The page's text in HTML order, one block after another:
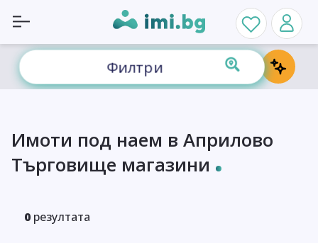
Филтри
Имоти под наем в Априлово
Търговище магазини
0 резултата